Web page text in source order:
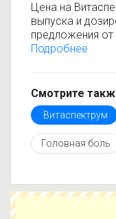
Цена на
выпуска и
предложения от
быстро найти,
только
Перед покупкой
инструкцией по
можете
Чтобы купить
аптеке,
Подробнее
Смотрите
Витаспектрум
Головная боль